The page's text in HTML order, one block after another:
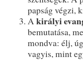
papság végzi,
A királyi
bemutatása,
mondva: élj,
vagyis, mint